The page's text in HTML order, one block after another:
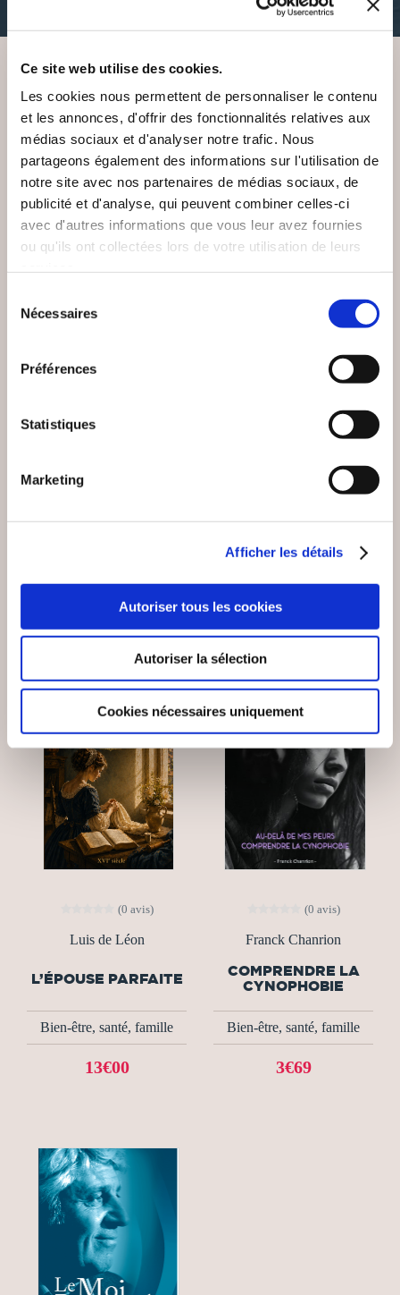
Ce site web utilise des cookies.
Les cookies nous permettent de personnaliser le contenu
et les annonces, d'offrir des fonctionnalités relatives aux
médias sociaux et d'analyser notre trafic. Nous
partageons également des informations sur l'utilisation de
notre site avec nos partenaires de médias sociaux, de
publicité et d'analyse, qui peuvent combiner celles-ci
avec d'autres informations que vous leur avez fournies
ou qu'ils ont collectées lors de votre utilisation de leurs
Nécessaires
Préférences
Statistiques
Marketing
Afficher les détails
Autoriser tous les cookies
Autoriser la sélection
Cookies nécessaires uniquement
VOUS AIMEREZ AUSSI
ALLO PAPA, TU
8€00
(0 avis)
Bien-être, santé, famille
11€50
(0 avis)
Luis de Léon
L’ÉPOUSE PARFAITE
Bien-être, santé, famille
13€00
(0 avis)
Franck Chanrion
COMPRENDRE LA
CYNOPHOBIE
Bien-être, santé, famille
3€69